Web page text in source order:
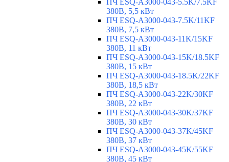
ПЧ ESQ-A3000-043-5.5K/7.5KF
380В, 5,5 кВт
ПЧ ESQ-A3000-043-7.5K/11KF
380В, 7,5 кВт
ПЧ ESQ-A3000-043-11K/15KF
380В, 11 кВт
ПЧ ESQ-A3000-043-15K/18.5KF
380В, 15 кВт
ПЧ ESQ-A3000-043-18.5K/22KF
380В, 18,5 кВт
ПЧ ESQ-A3000-043-22K/30KF
380В, 22 кВт
ПЧ ESQ-A3000-043-30K/37KF
380В, 30 кВт
ПЧ ESQ-A3000-043-37K/45KF
380В, 37 кВт
ПЧ ESQ-A3000-043-45K/55KF
380В, 45 кВт